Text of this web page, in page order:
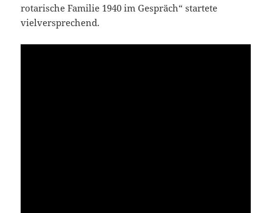
rotarische Familie 1940 im Gespräch“ startete
vielversprechend.